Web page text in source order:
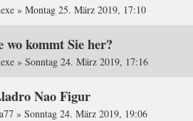
» Montag 25. März 2019, 17:10
wo kommt Sie her?
» Sonntag 24. März 2019, 17:16
Nao Figur
» Sonntag 24. März 2019, 19:06